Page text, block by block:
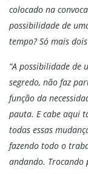
colocado na
possibilidade de
tempo? Só mais
“A possibilidade de
segredo, não faz
função da
pauta. E cabe aqui
todas essas
fazendo todo o
andando. Trocando